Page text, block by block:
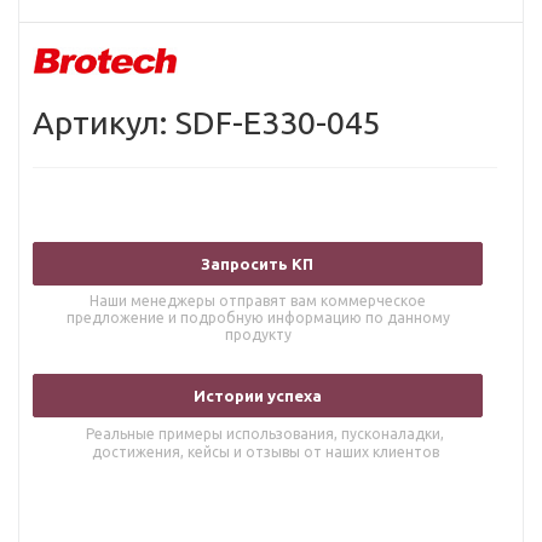
Артикул: SDF-E330-045
Запросить КП
Наши менеджеры отправят вам коммерческое
предложение и подробную информацию по данному
продукту
Истории успеха
Реальные примеры использования, пусконаладки,
достижения, кейсы и отзывы от наших клиентов